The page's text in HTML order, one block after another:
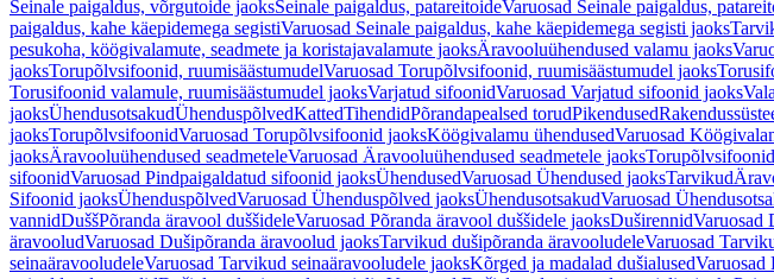
Seinale paigaldus, võrgutoide jaoksSeinale paigaldus, patareitoideVaruosad Seinale paigaldus,
paigaldus, kahe käepidemega segistiVaruosad Seinale paigaldus, kahe käepidemega segisti jaoks
pesukoha, köögivalamute, seadmete ja koristajavalamute jaoksÄravooluühendused valamu jaoks
jaoksTorupõlvsifoonid, ruumisäästumudelVaruosad Torupõlvsifoonid, ruumisäästumudel jaoks
Torusifoonid valamule, ruumisäästumudel jaoksVarjatud sifoonidVaruosad Varjatud sifoonid jaoks
jaoksÜhendusotsakudÜhenduspõlvedKattedTihendidPõrandapealsed torudPikendused
jaoksTorupõlvsifoonidVaruosad Torupõlvsifoonid jaoksKöögivalamu ühendusedVaruosad
jaoksÄravooluühendused seadmeteleVaruosad Äravooluühendused seadmetele jaoksTorupõlvsifoonid
sifoonidVaruosad Pindpaigaldatud sifoonid jaoksÜhendusedVaruosad Ühendused jaoksTarvikud
Sifoonid jaoksÜhenduspõlvedVaruosad Ühenduspõlved jaoksÜhendusotsakudVaruosad
vannidDuššPõranda äravool duššideleVaruosad Põranda äravool duššidele jaoksDuširennidVaruosad
äravooludVaruosad Dušipõranda äravoolud jaoksTarvikud dušipõranda äravooludeleVaruosad
seinaäravooludeleVaruosad Tarvikud seinaäravooludele jaoksKõrged ja madalad dušialusedVaruosad